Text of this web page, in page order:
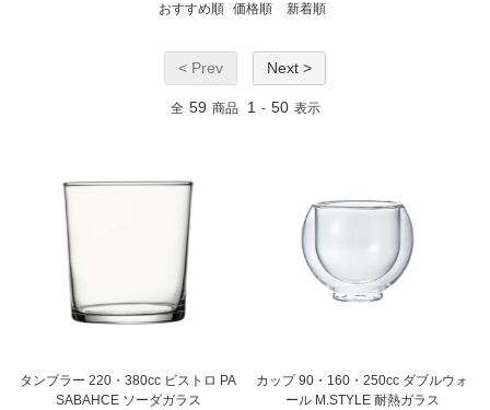
おすすめ順 価格順 新着順
< Prev Next >
全 59 商品 1 - 50 表示
タンブラー 220・380cc ビストロ PA
SABAHCE ソーダガラス
カップ 90・160・250cc ダブルウォ
ール M.STYLE 耐熱ガラス